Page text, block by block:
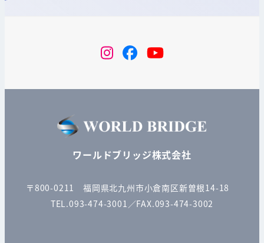
instagram
FacebookYouTube
ワールドブリッジ株式会社
〒800-0211 福岡県北九州市小倉南区新曽根14-18
TEL.093-474-3001／FAX.093-474-3002